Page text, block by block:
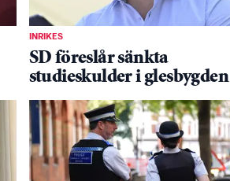
INRIKES
SD föreslår sänkta
studieskulder i glesbygden